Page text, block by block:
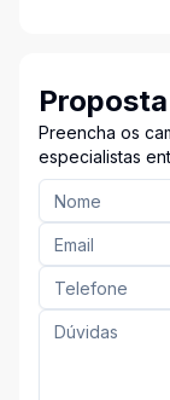
Proposta
Preencha os
especialistas